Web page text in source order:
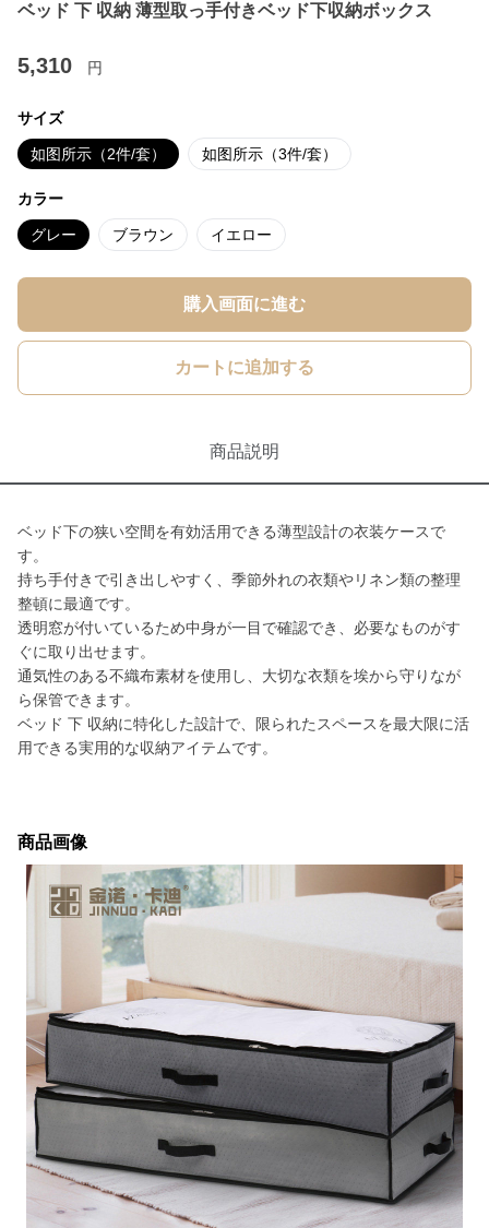
ベッド 下 収納 薄型取っ手付きベッド下収納ボックス
5,310 円
サイズ
如图所示（2件/套） 如图所示（3件/套）
カラー
グレー ブラウン イエロー
購入画面に進む
カートに追加する
商品説明
ベッド下の狭い空間を有効活用できる薄型設計の衣装ケースで
す。
持ち手付きで引き出しやすく、季節外れの衣類やリネン類の整理
整頓に最適です。
透明窓が付いているため中身が一目で確認でき、必要なものがす
ぐに取り出せます。
通気性のある不織布素材を使用し、大切な衣類を埃から守りなが
ら保管できます。
ベッド 下 収納に特化した設計で、限られたスペースを最大限に活
用できる実用的な収納アイテムです。
商品画像